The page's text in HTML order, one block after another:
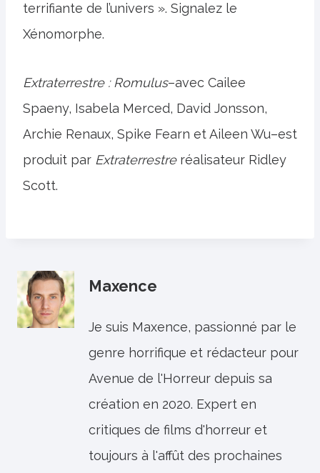
terrifiante de l’univers ». Signalez le
Xénomorphe.
Extraterrestre : Romulus–avec Cailee
Spaeny, Isabela Merced, David Jonsson,
Archie Renaux, Spike Fearn et Aileen Wu–est
produit par Extraterrestreréalisateur Ridley
Scott.
Maxence
Je suis Maxence, passionné par le
genre horrifique et rédacteur pour
Avenue de l'Horreur depuis sa
création en 2020. Expert en
critiques de films d'horreur et
toujours à l'affût des prochaines